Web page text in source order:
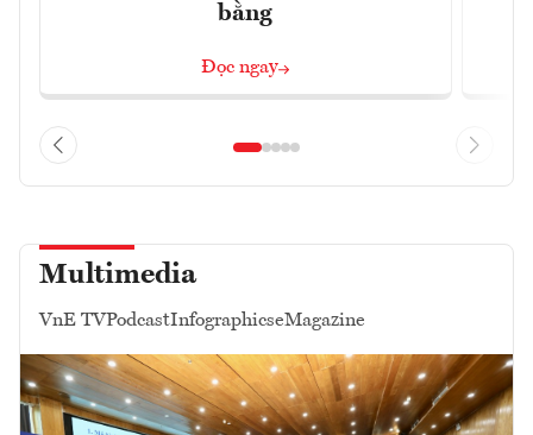
bằng
Đọc ngay
Multimedia
VnE TVPodcastInfographicseMagazine